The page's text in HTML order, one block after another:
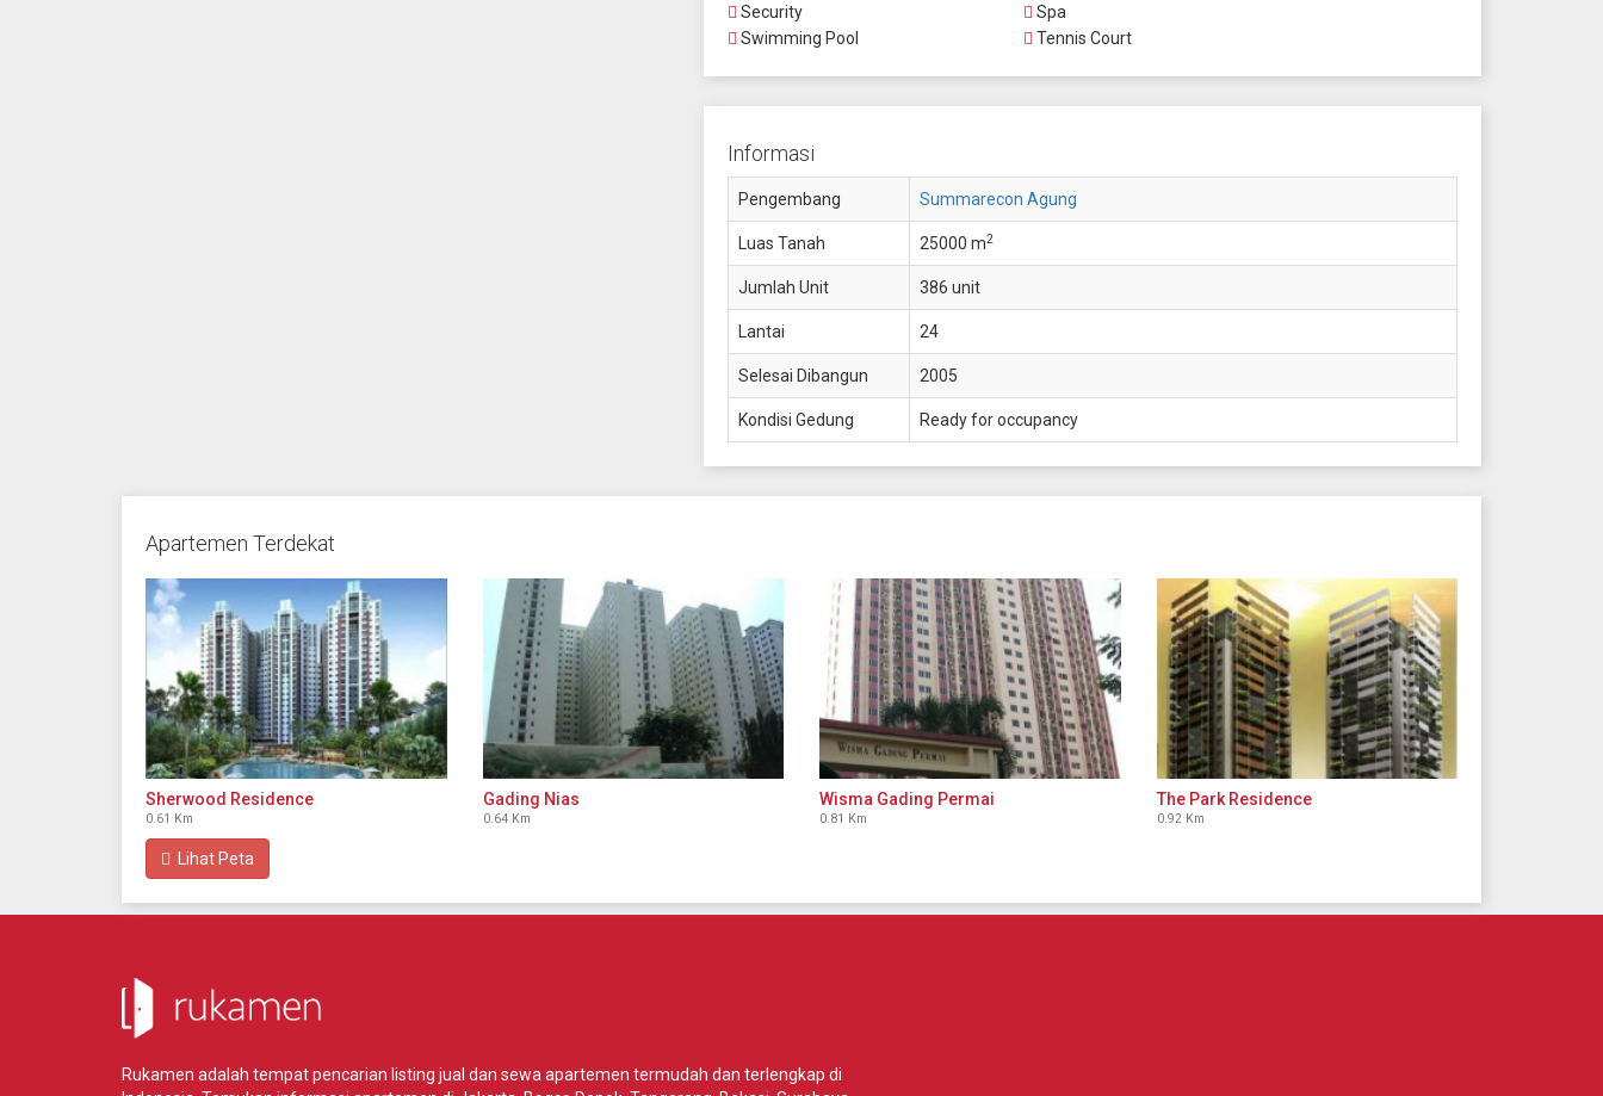
Security
Spa
Swimming Pool
Tennis Court
Informasi
Pengembang Summarecon Agung
Luas Tanah 25000 m2
Jumlah Unit 386 unit
Lantai 24
Selesai Dibangun 2005
Kondisi Gedung Ready for occupancy
Apartemen Terdekat
Sherwood Residence
0.61 Km
Gading Nias
0.64 Km
Wisma Gading Permai
0.81 Km
The Park Residence
0.92 Km
Lihat Peta
Rukamen adalah tempat pencarian listing jual dan sewa apartemen termudah dan terlengkap di